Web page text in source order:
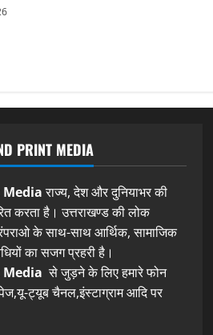
PRINT MEDIA
राज्य, देश और दुनियाभर की
करता है। उत्तराखण्ड की लोक
के साथ-साथ आर्थिक, सामाजिक
का सजग प्रहरी है।
से जुड़ने के लिए हमारे फोन
ट्यूब चैनल,इंस्टाग्राम आदि पर